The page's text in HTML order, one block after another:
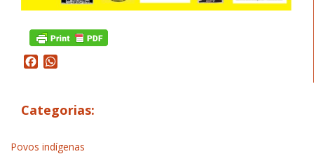
Facebook
Categorias:
Povos indígenas